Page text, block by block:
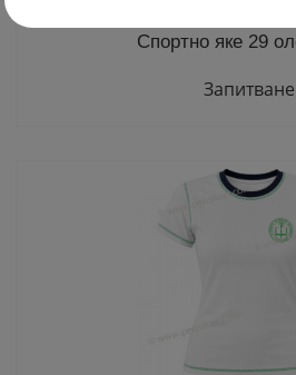
Спортно яке 29
Запитване